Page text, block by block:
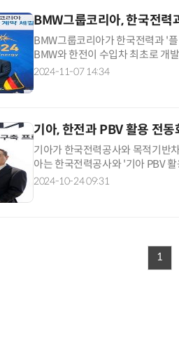
BMW그룹코리아, 한국전
BMW그룹코리아가 한국전력과 '
BMW와 한전이 수입차 최초로 개
블을 연결하면 자동으로 차량 정
2024-11-07 14:34
기아, 한전과 PBV 활용 전
기아가 한국전력공사와 목적기반
아는 한국전력공사와 '기아 PBV
결했다고 24일 밝혔다. 협약은 '
2024-10-24 09:31
1